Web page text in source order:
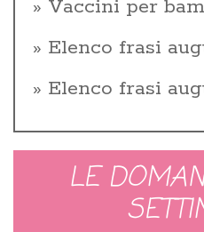
Vaccini per
Elenco frasi
Elenco frasi
LE